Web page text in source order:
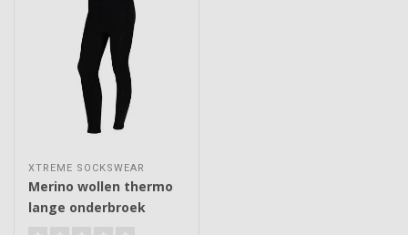
XTREME SOCKSWEAR
Merino wollen thermo
lange onderbroek